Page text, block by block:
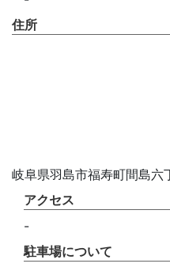
住所
岐阜県羽島市福寿町間島六
アクセス
-
駐車場について